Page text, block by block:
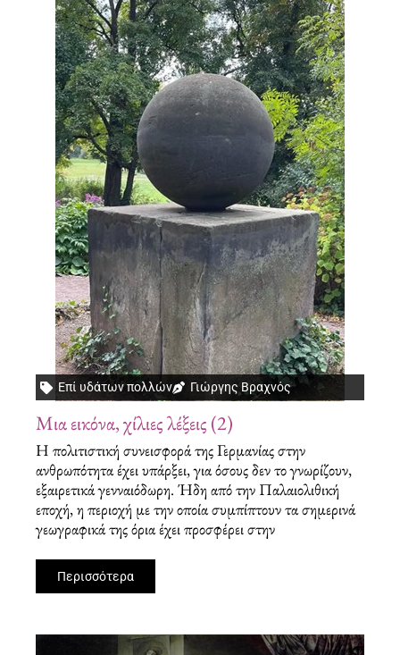
Επί υδάτων πολλών Γιώργης Βραχνός
Μια εικόνα, χίλιες λέξεις (2)
Η πολιτιστική συνεισφορά της Γερμανίας στην
ανθρωπότητα έχει υπάρξει, για όσους δεν το γνωρίζουν,
εξαιρετικά γενναιόδωρη. Ήδη από την Παλαιολιθική
εποχή, η περιοχή με την οποία συμπίπτουν τα σημερινά
γεωγραφικά της όρια έχει προσφέρει στην
Περισσότερα